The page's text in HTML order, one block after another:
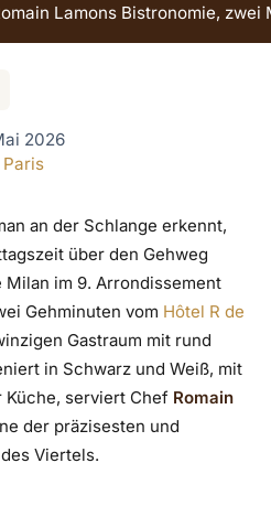
vom
Lamons Bistronomie,
2026
an der Schlange erkennt,
über den Gehweg
im 9. Arrondissement
Gehminuten vom Hôtel R de
Gastraum mit rund
in Schwarz und Weiß, mit
serviert Chef Romain
der präzisesten und
Viertels.